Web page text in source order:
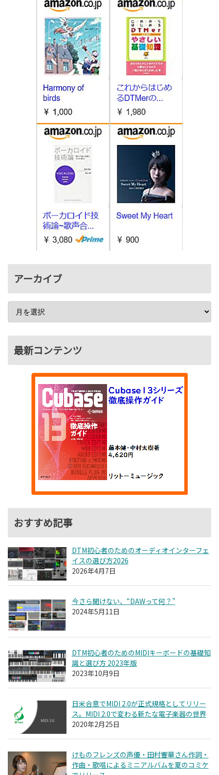
アーカイブ
最新コンテンツ
おすすめ記事
DTM初心者のためのオーディオインターフェ
イスの選び方2026
2026年4月7日
今さら聞けない、“DAWって何？”
2024年5月11日
DTM初心者のためのMIDIキーボードの基礎知
識と選び方 2023年版
2023年10月9日
日米合意でMIDI 2.0が正式規格としてリリー
ス。MIDI 2.0で変わる新たな電子楽器の世界
2020年2月25日
けものフレンズの声優・田村響華さん作詞・
作曲・歌唱によるミニアルバムを夏のコミケ